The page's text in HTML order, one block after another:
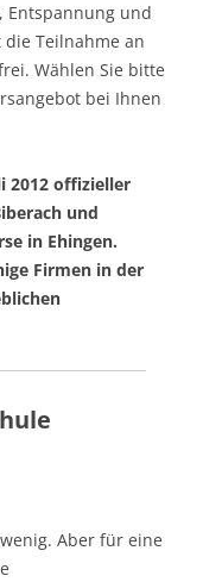
Entspannung und
die Teilnahme an
Wählen Sie bitte
bei Ihnen
2012 offizieller
und
in Ehingen.
Firmen in der
Aber für eine